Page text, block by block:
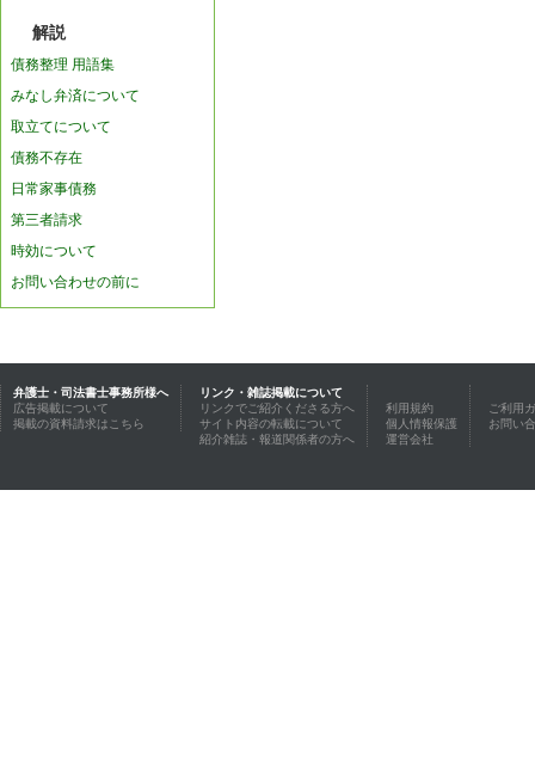
解説
債務整理 用語集
みなし弁済について
取立てについて
債務不存在
日常家事債務
第三者請求
時効について
お問い合わせの前に
弁護士・司法書士事務所様へ
広告掲載について
掲載の資料請求はこちら
リンク・雑誌掲載について
リンクでご紹介くださる方へ
サイト内容の転載について
紹介雑誌・報道関係者の方へ
利用規約
個人情報保護
運営会社
ご利用
お問い